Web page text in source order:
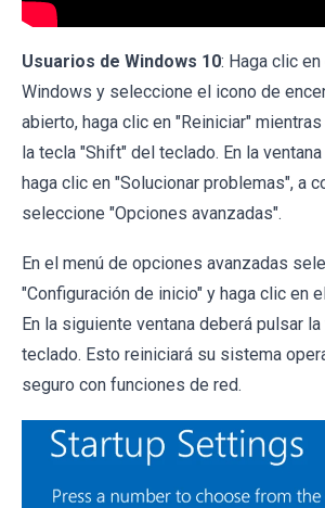
Usuarios de Windows 10: Haga clic
Windows y seleccione el icono de
abierto, haga clic en "Reiniciar"
la tecla "Shift" del teclado. En la
haga clic en "Solucionar problemas", a
seleccione "Opciones avanzadas".
En el menú de opciones avanzadas
"Configuración de inicio" y haga clic en
En la siguiente ventana deberá pulsar
teclado. Esto reiniciará su sistema
seguro con funciones de red.